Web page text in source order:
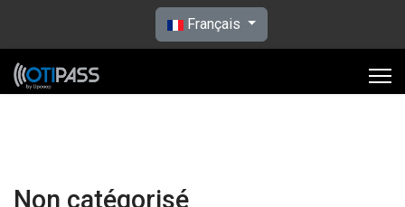
Sélectionnez votre langue
Français
Non catégorisé